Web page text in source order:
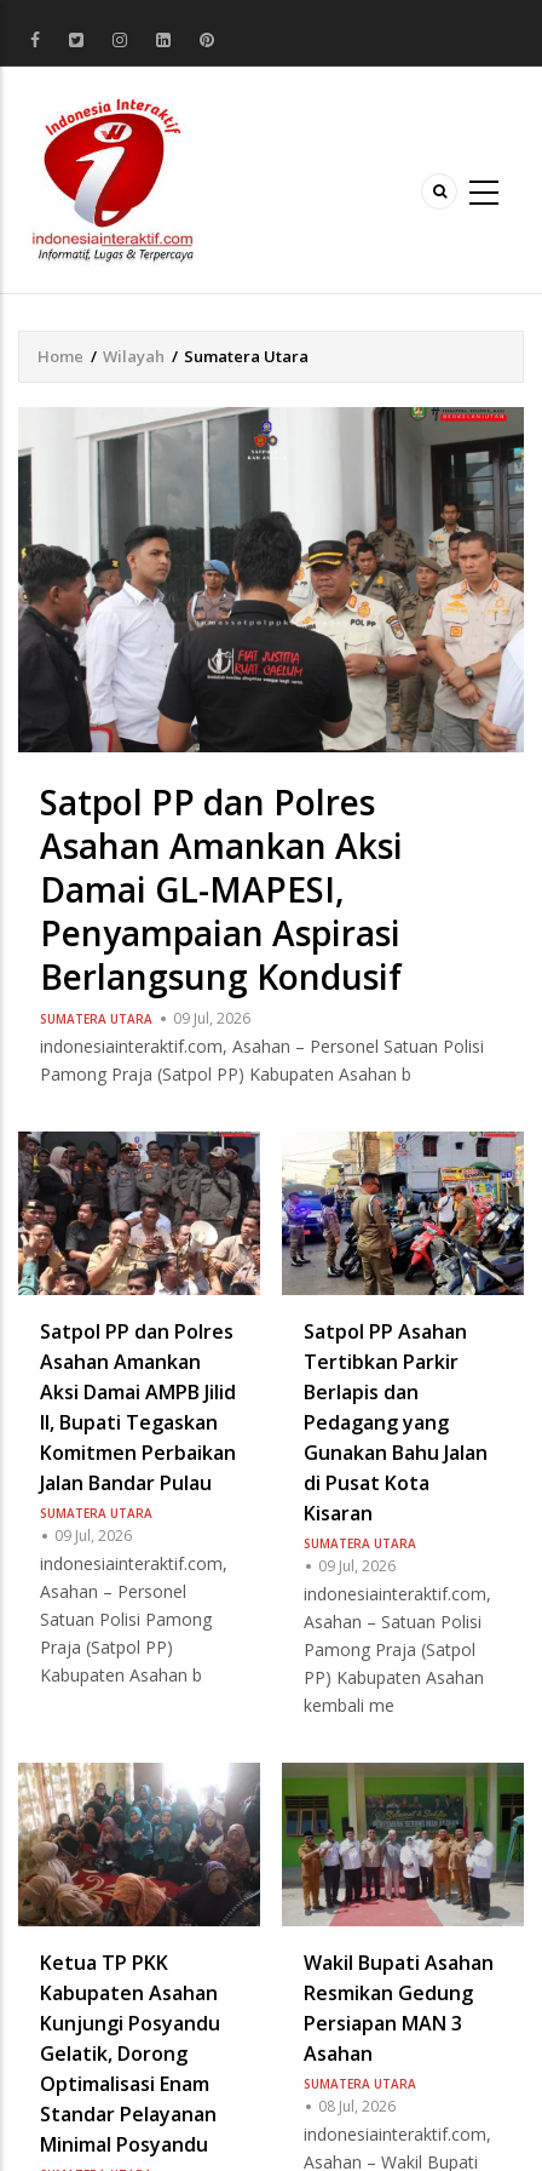
Breadcrumb
Home / Wilayah / Sumatera Utara
Satpol PP dan Polres
Asahan Amankan Aksi
Damai GL-MAPESI,
Penyampaian Aspirasi
Berlangsung Kondusif
SUMATERA UTARA 09 Jul, 2026
indonesiainteraktif.com, Asahan – Personel Satuan Polisi
Pamong Praja (Satpol PP) Kabupaten Asahan b
Satpol PP dan Polres
Asahan Amankan
Aksi Damai AMPB Jilid
II, Bupati Tegaskan
Komitmen Perbaikan
Jalan Bandar Pulau
SUMATERA UTARA
09 Jul, 2026
indonesiainteraktif.com,
Asahan – Personel
Satuan Polisi Pamong
Praja (Satpol PP)
Kabupaten Asahan b
Satpol PP Asahan
Tertibkan Parkir
Berlapis dan
Pedagang yang
Gunakan Bahu Jalan
di Pusat Kota
Kisaran
SUMATERA UTARA
09 Jul, 2026
indonesiainteraktif.com,
Asahan – Satuan Polisi
Pamong Praja (Satpol
PP) Kabupaten Asahan
kembali me
Ketua TP PKK
Kabupaten Asahan
Kunjungi Posyandu
Gelatik, Dorong
Optimalisasi Enam
Standar Pelayanan
Minimal Posyandu
Wakil Bupati Asahan
Resmikan Gedung
Persiapan MAN 3
Asahan
SUMATERA UTARA
08 Jul, 2026
indonesiainteraktif.com,
Asahan – Wakil Bupati